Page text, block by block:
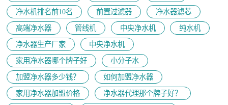
净水机排名前10名
前置过滤器
净水器滤芯
高端净水器
管线机 中央净水机
纯水机
净水器生产厂家
中央净水机
家用净水器哪个牌子好
小分子水
加盟净水器多少钱？
如何加盟净水器
家用净水器加盟价格
净水器代理那个牌子好？